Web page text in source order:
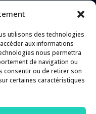
utilisons des technologies
aux informations
nous permettra
de navigation ou
consentir ou de retirer son
certaines caractéristiques